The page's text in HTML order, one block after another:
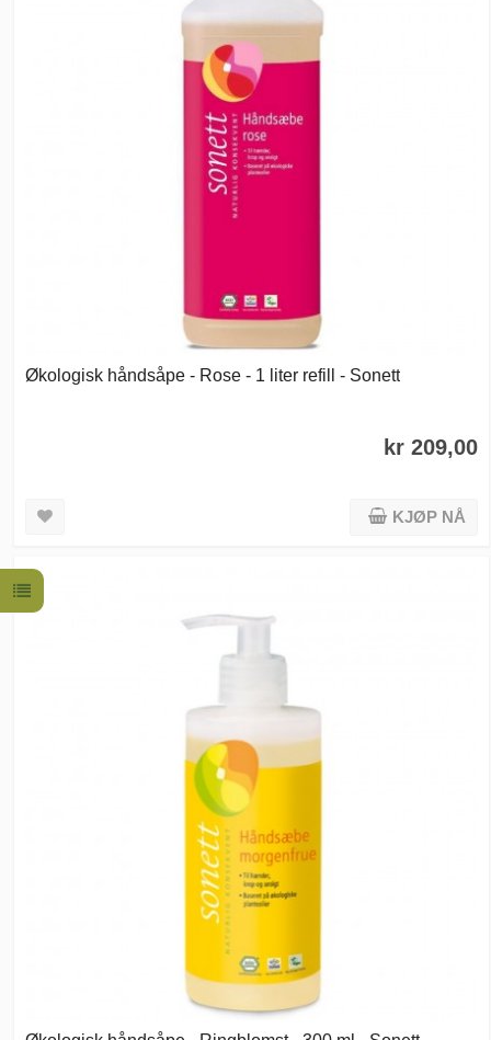
Økologisk håndsåpe - Rose - 1 liter refill - Sonett
kr 209,00
KJØP NÅ